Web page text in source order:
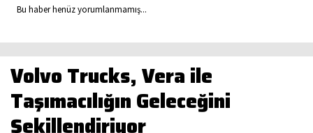
Bu haber henüz yorumlanmamış...
Volvo Trucks, Vera ile
Taşımacılığın Geleceğini
Şekillendiriyor